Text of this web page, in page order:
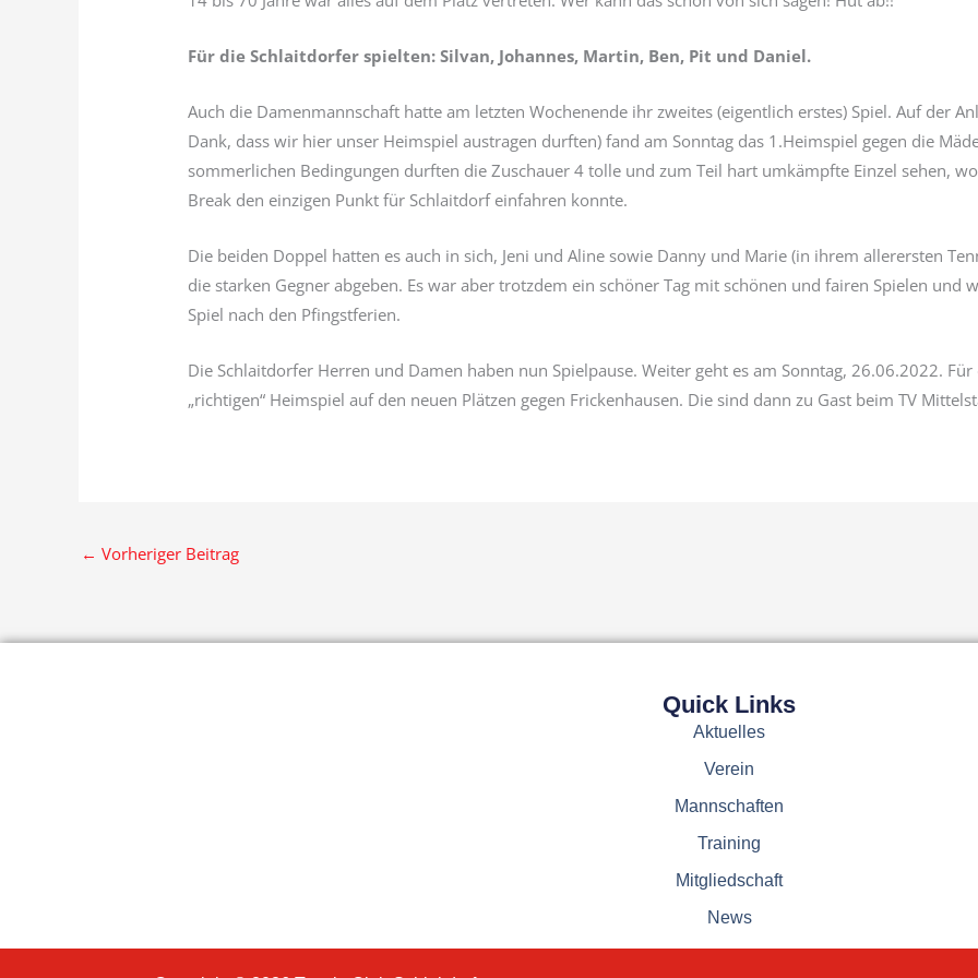
Für die Schlaitdorfer spielten: Silvan, Johannes, Martin, Ben, Pit und Daniel.
Auch die Damenmannschaft hatte am letzten Wochenende ihr zweites (eigentlich erstes) Spiel. Auf der
Dank, dass wir hier unser Heimspiel austragen durften) fand am Sonntag das 1.Heimspiel gegen die
sommerlichen Bedingungen durften die Zuschauer 4 tolle und zum Teil hart umkämpfte Einzel sehen,
Break den einzigen Punkt für Schlaitdorf einfahren konnte.
Die beiden Doppel hatten es auch in sich, Jeni und Aline sowie Danny und Marie (in ihrem allerersten
die starken Gegner abgeben. Es war aber trotzdem ein schöner Tag mit schönen und fairen Spielen und
Spiel nach den Pfingstferien.
Die Schlaitdorfer Herren und Damen haben nun Spielpause. Weiter geht es am Sonntag, 26.06.2022.
„richtigen“ Heimspiel auf den neuen Plätzen gegen Frickenhausen. Die sind dann zu Gast beim TV
← Vorheriger Beitrag
Quick Links
Aktuelles
Verein
Mannschaften
Training
Mitgliedschaft
News